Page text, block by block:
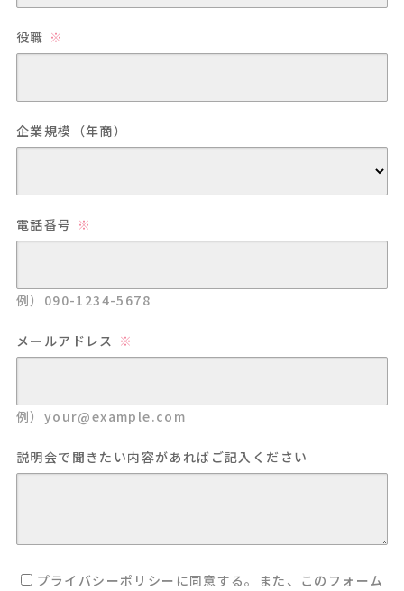
役職
企業規模（年商）
電話番号
例）090-1234-5678
メールアドレス
例）your@example.com
説明会で聞きたい内容があればご記入ください
プライバシーポリシーに同意する。また、このフォーム